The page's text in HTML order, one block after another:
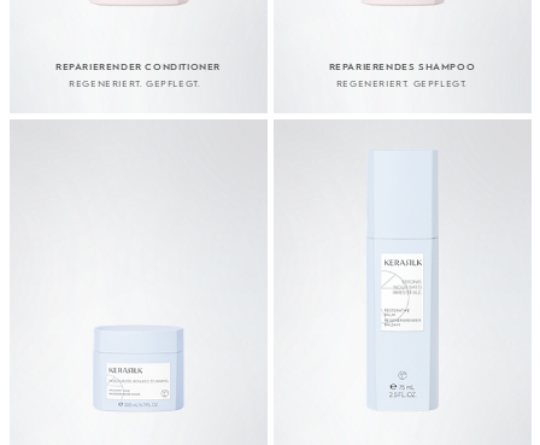
REPARIERENDER CONDITIONER
REGENERIERT. GEPFLEGT.
REPARIERENDES SHAMPOO
REGENERIERT. GEPFLEGT.